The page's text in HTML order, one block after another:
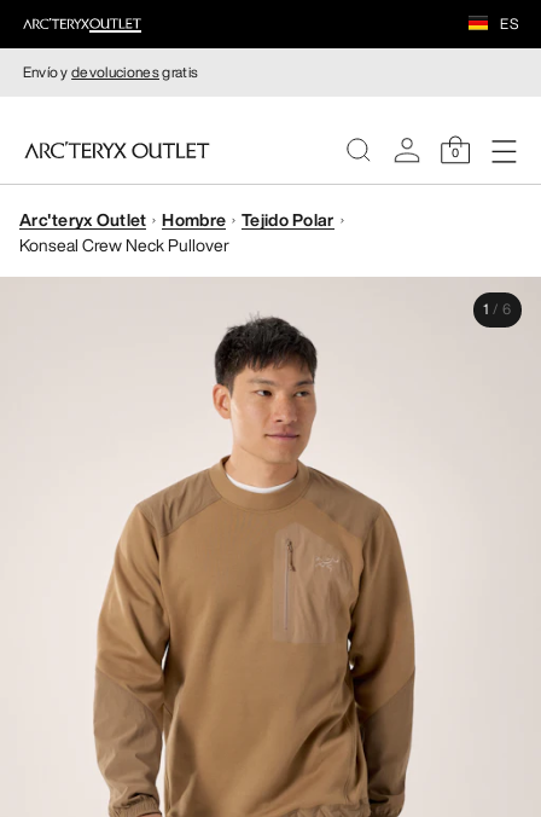
ES
Envío ydevolucionesgratis
0
MUJERE
Arc'teryx Outlet Hombre
Tejido Polar
Konseal Crew Neck Pullover
1 / 6